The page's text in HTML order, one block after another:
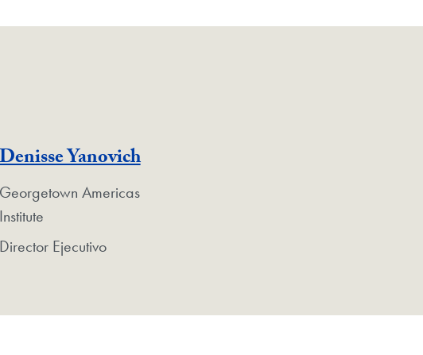
Yanovich
Georgetown Americas
Institute
Director Ejecutivo